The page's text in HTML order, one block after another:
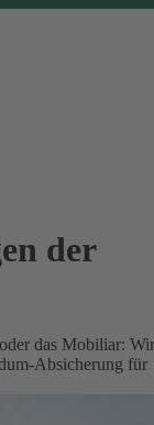
der
das Mobiliar: Wir
Absicherung für